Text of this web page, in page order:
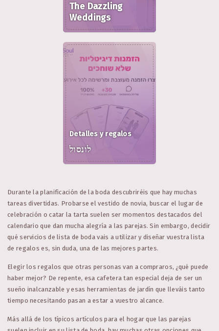
The Dazzling
Weddings
Detalles y regalos
לונסול
Durante la planificación de la boda descubriréis que hay muchas
tareas divertidas. Probarse el vestido de novia, buscar el lugar de
celebración o catar la tarta suelen ser momentos destacados del
calendario que dan mucha alegría a las parejas. Sin embargo, decidir
qué servicios de lista de boda vais a utilizar y diseñar vuestra lista
de regalos es, sin duda, una de las mejores partes.
Elegir los regalos que otras personas van a compraros, ¿qué puede
haber mejor? De repente, esa cafetera tan especial deja de ser un
sueño inalcanzable y esas herramientas de jardín que lleváis tanto
tiempo necesitando pasan a estar a vuestro alcance.
Más allá de los típicos artículos para el hogar que las parejas